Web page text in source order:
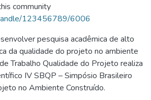
community
123456789/6006
pesquisa acadêmica de alto
da qualidade do projeto no ambiente
Trabalho Qualidade do Projeto realiza
IV SBQP – Simpósio Brasileiro
no Ambiente Construído.